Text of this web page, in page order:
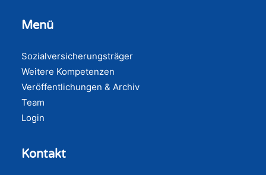
Menü
Sozialversicherungsträger
Weitere Kompetenzen
Veröffentlichungen & Archiv
Team
Login
Kontakt